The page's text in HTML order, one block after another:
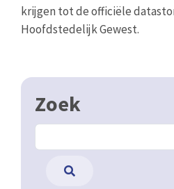
krijgen tot de officiële
Hoofdstedelijk Gewest.
Zoek